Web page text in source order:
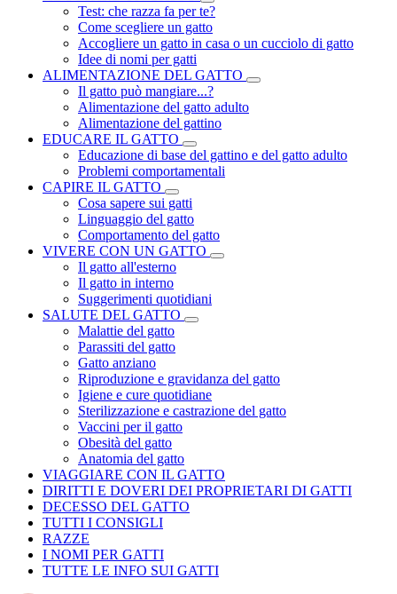
Test: che razza fa per te?
Come scegliere un gatto
Accogliere un gatto in casa o un cucciolo di gatto
Idee di nomi per gatti
ALIMENTAZIONE DEL GATTO
Il gatto può mangiare...?
Alimentazione del gatto adulto
Alimentazione del gattino
EDUCARE IL GATTO
Educazione di base del gattino e del gatto adulto
Problemi comportamentali
CAPIRE IL GATTO
Cosa sapere sui gatti
Linguaggio del gatto
Comportamento del gatto
VIVERE CON UN GATTO
Il gatto all'esterno
Il gatto in interno
Suggerimenti quotidiani
SALUTE DEL GATTO
Malattie del gatto
Parassiti del gatto
Gatto anziano
Riproduzione e gravidanza del gatto
Igiene e cure quotidiane
Sterilizzazione e castrazione del gatto
Vaccini per il gatto
Obesità del gatto
Anatomia del gatto
VIAGGIARE CON IL GATTO
DIRITTI E DOVERI DEI PROPRIETARI DI GATTI
DECESSO DEL GATTO
TUTTI I CONSIGLI
RAZZE
I NOMI PER GATTI
TUTTE LE INFO SUI GATTI